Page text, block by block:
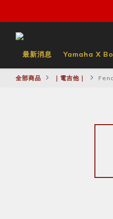
最新消息 Yamaha X
全部商品 ｜電吉他｜